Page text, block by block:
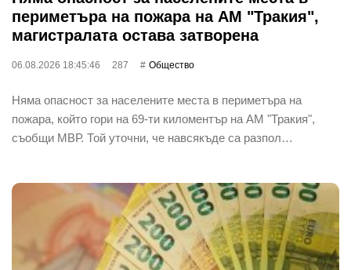
периметъра на пожара на АМ "Тракия",
магистралата остава затворена
06.08.2026 18:45:46 287 Общество
Няма опасност за населените места в периметъра на
пожара, който гори на 69-ти киломентър на АМ "Тракия",
съобщи МВР. Той уточни, че навсякъде са разпол…